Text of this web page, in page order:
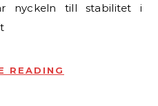
nyckeln till stabilitet i
READING